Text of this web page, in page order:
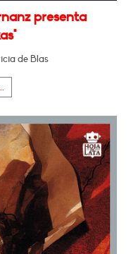
presenta
de Blas